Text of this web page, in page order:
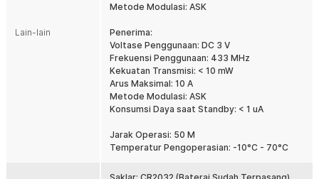
ini sangat berguna untuk mengetahui posisi saklar saat kondisi
Tenaga Baterai
Saklar menggunakan baterai CR2032 yang dapat bertahan hingga 1
tahun penggunaan. Dengan teknologi baterai, membuat saklar tidak
perlu terhubung ke kabel listrik sehingga dapat dengan mudah
diletakkan di mana saja.
Rincian yang Anda dapatkan untuk pembelian produk ini:
1 x Set Receiver (Jumlah Receiver Tergantung Varian Produk)
Lain-lain
Metode Modulasi: ASK
Penerima:
Voltase Penggunaan: DC 3 V
Frekuensi Penggunaan: 433 MHz
Kekuatan Transmisi: < 10 mW
Arus Maksimal: 10 A
Metode Modulasi: ASK
Konsumsi Daya saat Standby: < 1 uA
Jarak Operasi: 50 M
Temperatur Pengoperasian: -10°C - 70°C